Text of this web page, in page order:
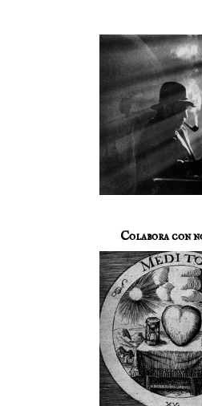
Colabora con